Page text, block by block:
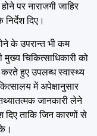
पर नाराजगी जाहिर
दिए।
के उपरान्त भी कम
चिकित्साधिकारी को
करते हुए उपलब्ध स्वास्थ्य
में अपेक्षानुसार
जानकारी लेने
ताकि जिन कारणों से